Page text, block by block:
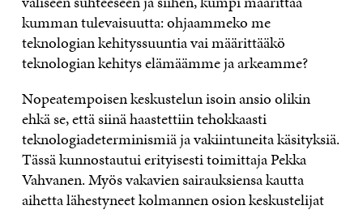
kumman tulevaisuutta: ohjaammeko me
teknologian kehityssuuntia vai määrittääkö
teknologian kehitys elämäämme ja arkeamme?
Nopeatempoisen keskustelun isoin ansio olikin
ehkä se, että siinä haastettiin tehokkaasti
teknologiadeterminismiä ja vakiintuneita käsityksiä.
Tässä kunnostautui erityisesti toimittaja Pekka
Vahvanen. Myös vakavien sairauksiensa kautta
aihetta lähestyneet kolmannen osion keskustelijat